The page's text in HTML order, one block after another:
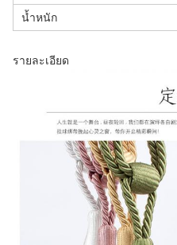
น้ำหนัก
รายละเอียด